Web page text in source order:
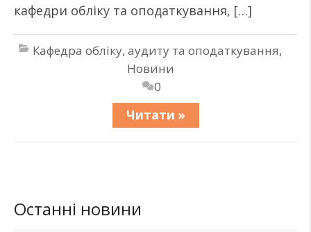
кафедри обліку та оподаткування, […]
Кафедра обліку, аудиту та оподаткування,
Новини
0
Читати »
Останні новини